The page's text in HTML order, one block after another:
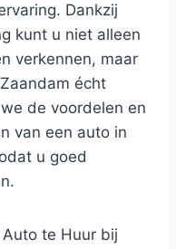
Dankzij
kunt u niet alleen
verkennen, maar
écht
de voordelen en
van een auto in
u goed
te Huur bij